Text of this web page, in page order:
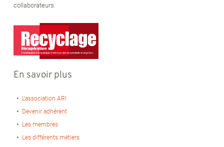
collaborateurs.
En savoir plus
L’association ARI
Devenir adhérent
Les membres
Les différents métiers